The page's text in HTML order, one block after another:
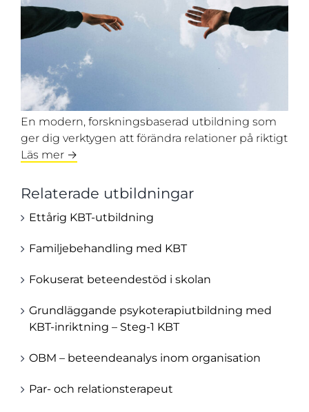
En modern, forskningsbaserad utbildning som
ger dig verktygen att förändra relationer på riktigt
Läs mer →
Relaterade utbildningar
Ettårig KBT-utbildning
Familjebehandling med KBT
Fokuserat beteendestöd i skolan
Grundläggande psykoterapiutbildning med
KBT-inriktning – Steg-1 KBT
OBM – beteendeanalys inom organisation
Par- och relationsterapeut